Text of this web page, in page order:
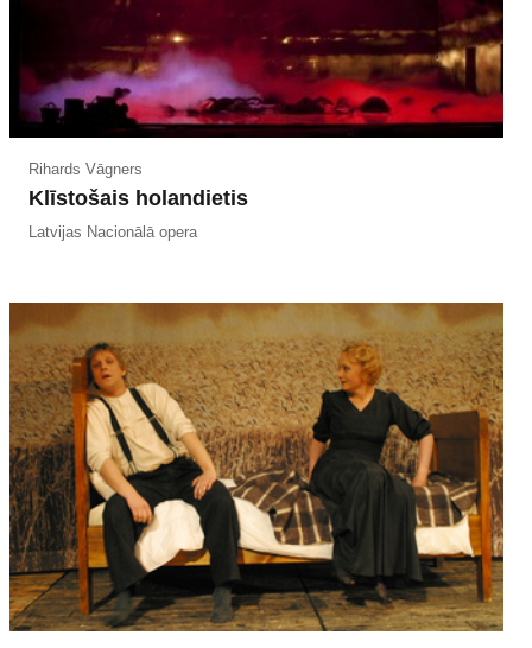
Rihards Vāgners
Klīstošais holandietis
Latvijas Nacionālā opera